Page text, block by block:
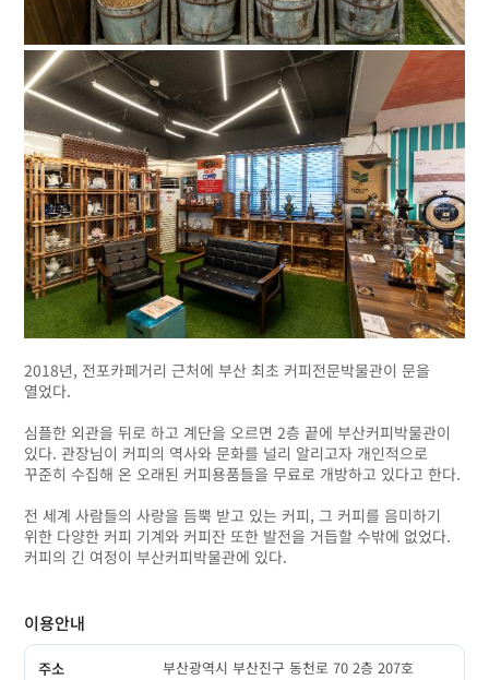
2018년, 전포카페거리 근처에 부산 최초 커피전문박물관이 문을
열었다.
심플한 외관을 뒤로 하고 계단을 오르면 2층 끝에 부산커피박물관이
있다. 관장님이 커피의 역사와 문화를 널리 알리고자 개인적으로
꾸준히 수집해 온 오래된 커피용품들을 무료로 개방하고 있다고 한다.
전 세계 사람들의 사랑을 듬뿍 받고 있는 커피, 그 커피를 음미하기
위한 다양한 커피 기계와 커피잔 또한 발전을 거듭할 수밖에 없었다.
커피의 긴 여정이 부산커피박물관에 있다.
이용안내
주소
부산광역시 부산진구 동천로 70 2층 207호